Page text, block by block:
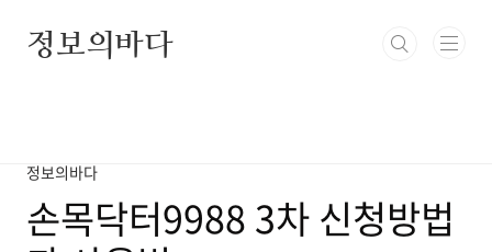
정보의바다
정보의바다
손목닥터9988 3차 신청방법